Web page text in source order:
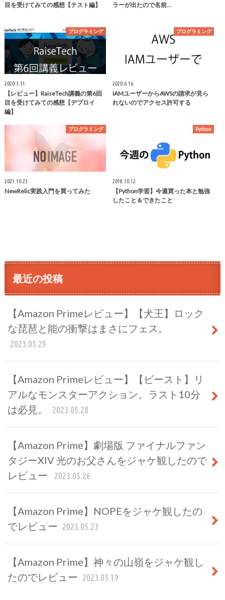
目を受けてみての感想【テスト編】
ラーが出たので名前…
プログラミング
2020.3.11
【レビュー】RaiseTech講義の第6回
目を受けてみての感想【デプロイ
編】
プログラミング
2020.6.16
IAMユーザーからAWSの請求が見ら
れないのでアクセス許可する
プログラミング
2021.10.23
NewRelic実践入門を買ってみた
Python
2018.10.12
【Python学習】今週買った本と勉強
したこと＆できたこと
最近の投稿
【Amazon Primeレビュー】【犬王】ロック
な琵琶と能の衝撃はまさにフェス。
2023.05.29
【Amazon Primeレビュー】【ビースト】リ
アルなモンスターアクション。ラスト10分
は必見。
2023.05.28
【Amazon Prime】劇場版 ファイナルファン
タジーXIV 光のお父さんをジャケ観したので
レビュー
2023.05.26
【Amazon Prime】NOPEをジャケ観したの
でレビュー 2023.05.23
【Amazon Prime】神々の山嶺をジャケ観し
たのでレビュー 2023.05.19